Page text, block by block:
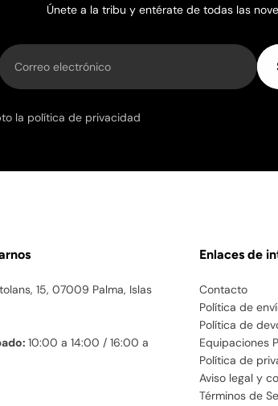
Mónaco y Países Bajos.
Estonia, Finlandia, Grecia, Hungría,
Únete a la tribu y entérate de todas las
Correo electrónico
la política de privacidad
15, 07009 Palma, Islas
10:00 a 14:00 / 16:00 a
Enlaces de
Contacto
Política de
Política de
Equipaciones
Política de
Aviso legal y
Términos de